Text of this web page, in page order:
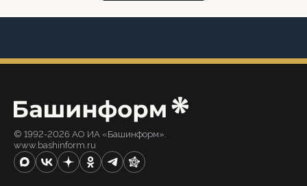
© 1992-2026 АО ИА «Башинформ».
www.bashinform.ru